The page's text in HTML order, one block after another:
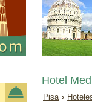
Hotel
Pisa ›